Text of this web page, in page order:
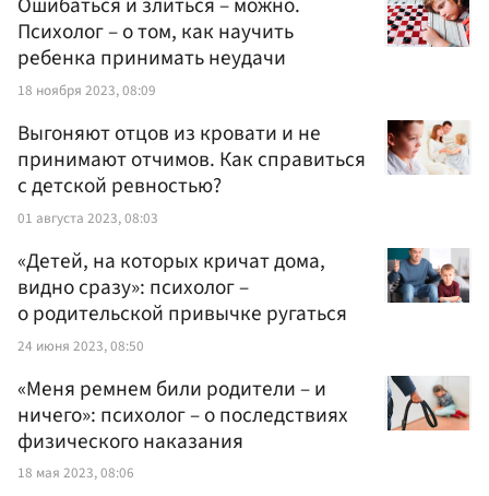
Психолог – о том, как научить
ребенка принимать неудачи
18 ноября 2023, 08:09
Выгоняют отцов из кровати и не
принимают отчимов. Как справиться
с детской ревностью?
01 августа 2023, 08:03
«Детей, на которых кричат дома,
видно сразу»: психолог –
о родительской привычке ругаться
24 июня 2023, 08:50
«Меня ремнем били родители – и
ничего»: психолог – о последствиях
физического наказания
18 мая 2023, 08:06